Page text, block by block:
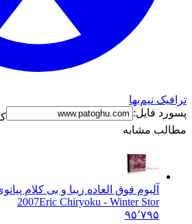
ترافیک نیم‌بها
پسورد فایل:
مطالب مشابه
آلبوم فوق العاده زیبا و بی کلام
2007Eric Chiryoku - Winter Stor
۹۵٬۷۹۵